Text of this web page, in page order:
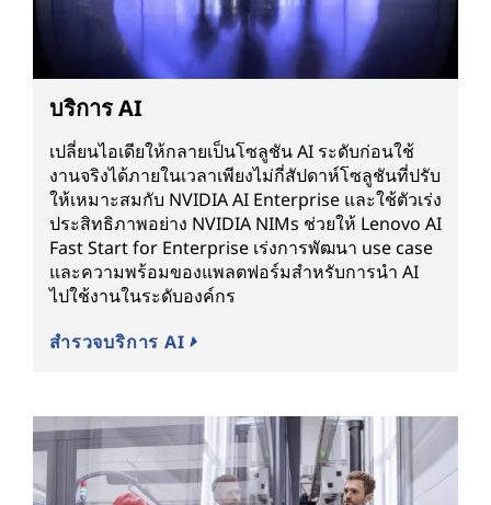
บริการ AI
เปลี่ยนไอเดียให้กลายเป็นโซลูชัน AI ระดับก่อนใช้
งานจริงได้ภายในเวลาเพียงไม่กี่สัปดาห์โซลูชันที่ปรับ
ให้เหมาะสมกับ NVIDIA AI Enterprise และใช้ตัวเร่ง
ประสิทธิภาพอย่าง NVIDIA NIMs ช่วยให้ Lenovo AI
Fast Start for Enterprise เร่งการพัฒนา use case
และความพร้อมของแพลตฟอร์มสำหรับการนำ AI
ไปใช้งานในระดับองค์กร
สำรวจบริการ AI